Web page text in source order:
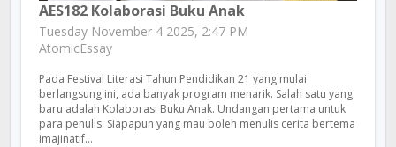
AES182 Kolaborasi Buku Anak
Tuesday November 4 2025, 2:47 PM
AtomicEssay
Pada Festival Literasi Tahun Pendidikan 21 yang mulai
berlangsung ini, ada banyak program menarik. Salah satu yang
baru adalah Kolaborasi Buku Anak. Undangan pertama untuk
para penulis. Siapapun yang mau boleh menulis cerita bertema
imajinatif...